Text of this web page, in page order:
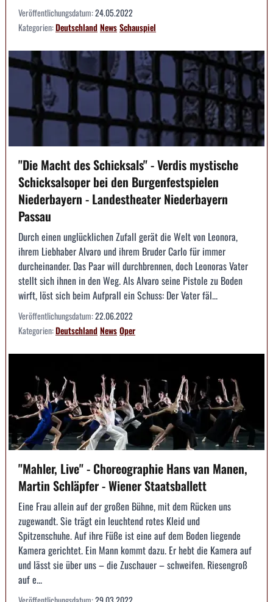
Veröffentlichungsdatum:24.05.2022
Kategorien:DeutschlandNewsSchauspiel
"Die Macht des Schicksals" - Verdis mystische
Schicksalsoper bei den Burgenfestspielen
Niederbayern - Landestheater Niederbayern
Passau
Durch einen unglücklichen Zufall gerät die Welt von Leonora,
ihrem Liebhaber Alvaro und ihrem Bruder Carlo für immer
durcheinander. Das Paar will durchbrennen, doch Leonoras Vater
stellt sich ihnen in den Weg. Als Alvaro seine Pistole zu Boden
wirft, löst sich beim Aufprall ein Schuss: Der Vater fäl...
Veröffentlichungsdatum:22.06.2022
Kategorien:DeutschlandNewsOper
"Mahler, Live" - Choreographie Hans van Manen,
Martin Schläpfer - Wiener Staatsballett
Eine Frau allein auf der großen Bühne, mit dem Rücken uns
zugewandt. Sie trägt ein leuchtend rotes Kleid und
Spitzenschuhe. Auf ihre Füße ist eine auf dem Boden liegende
Kamera gerichtet. Ein Mann kommt dazu. Er hebt die Kamera auf
und lässt sie über uns – die Zuschauer – schweifen. Riesengroß
auf e...